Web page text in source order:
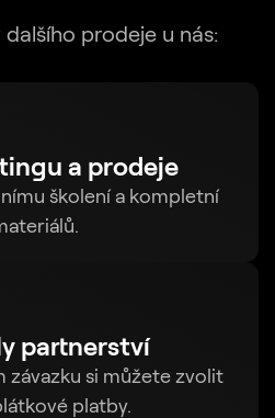
prodeje u nás:
a prodeje
školení a kompletní
partnerství
závazku si můžete zvolit
platby.